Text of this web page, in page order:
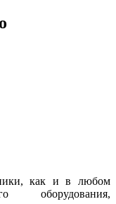
как и в любом
оборудования,